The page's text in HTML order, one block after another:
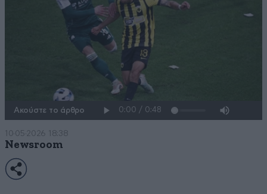
Ακούστε το άρθρο
10·05·2026 18:38
Newsroom